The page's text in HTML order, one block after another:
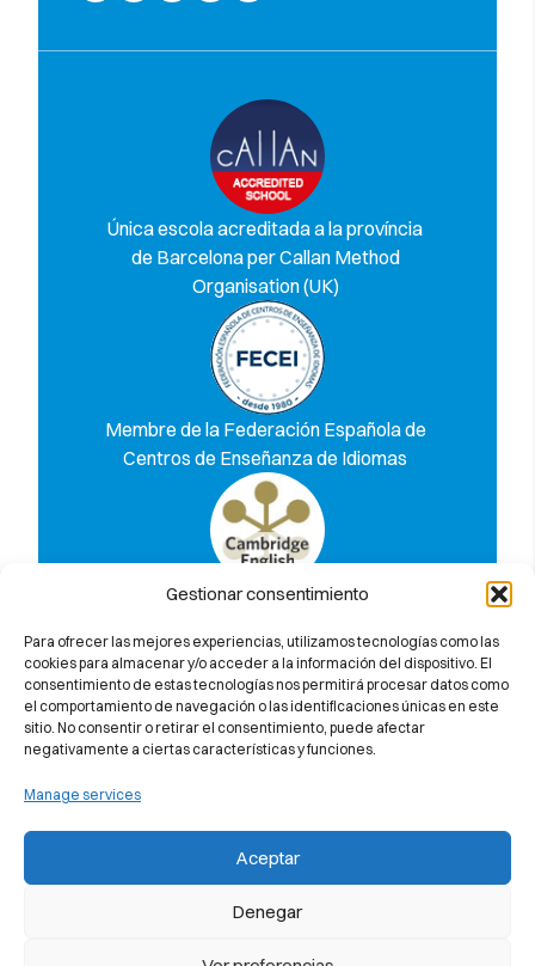
Gestionar consentimiento
Para ofrecer las mejores experiencias, utilizamos tecnologías como las
cookies para almacenar y/o acceder a la información del dispositivo. El
consentimiento de estas tecnologías nos permitirá procesar datos como
el comportamiento de navegación o las identificaciones únicas en este
sitio. No consentir o retirar el consentimiento, puede afectar
negativamente a ciertas características y funciones.
Manage services
Aceptar
Denegar
Única escola acreditada a la província
de Barcelona per Callan Method
Organisation (UK)
Membre de la Federación Española de
Centros de Enseñanza de Idiomas
Descobreix per què et garantim al
100% l’aprovat a l’examen de
Cambridge University